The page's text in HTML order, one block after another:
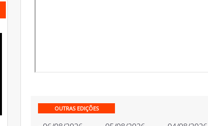
OUTRAS EDIÇÕES